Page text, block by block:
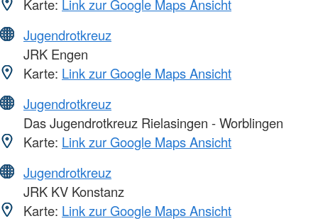
Karte: Link zur Google Maps Ansicht
Jugendrotkreuz
JRK Engen
Karte: Link zur Google Maps Ansicht
Jugendrotkreuz
Das Jugendrotkreuz Rielasingen - Worblingen
Karte: Link zur Google Maps Ansicht
Jugendrotkreuz
JRK KV Konstanz
Karte: Link zur Google Maps Ansicht